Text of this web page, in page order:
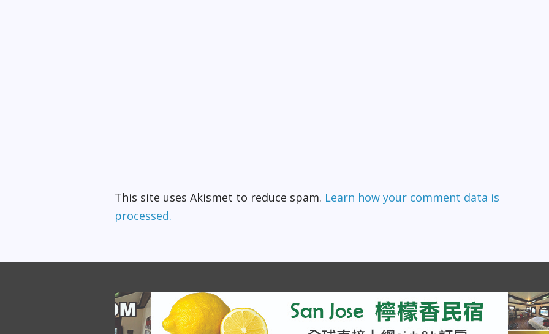
This site uses Akismet to reduce spam. Learn how your comment data is
processed.